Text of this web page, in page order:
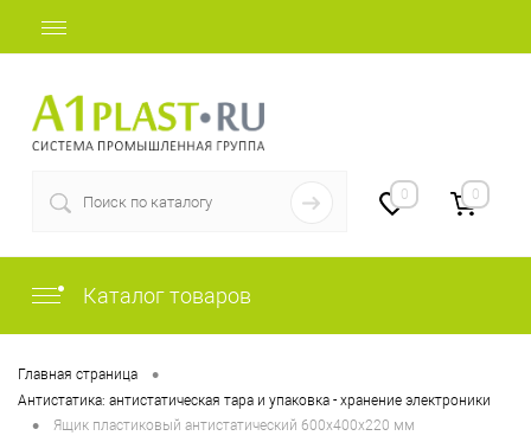
0 0
Каталог товаров
Главная страница •
Антистатика: антистатическая тара и упаковка - хранение электроники
• Ящик пластиковый антистатический 600х400х220 мм